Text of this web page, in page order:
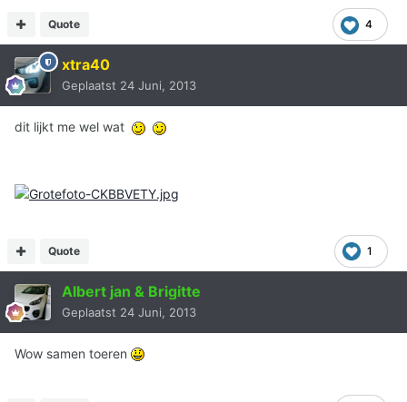
4
Quote
xtra40
Geplaatst 24 Juni, 2013
dit lijkt me wel wat
1
Quote
Albert jan & Brigitte
Geplaatst 24 Juni, 2013
Wow samen toeren